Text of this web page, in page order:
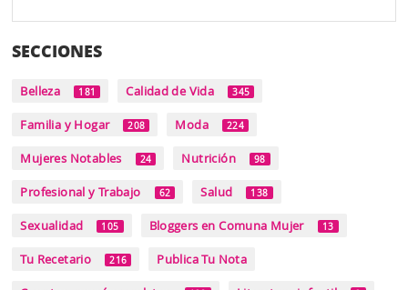
SECCIONES
Belleza 181 Calidad de Vida 345
Familia y Hogar 208 Moda 224
Mujeres Notables 24 Nutrición 98
Profesional y Trabajo 62 Salud 138
Sexualidad 105 Bloggers en Comuna Mujer 13
Tu Recetario 216 Publica Tu Nota